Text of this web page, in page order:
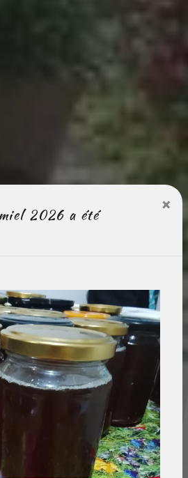
2026 a été
×